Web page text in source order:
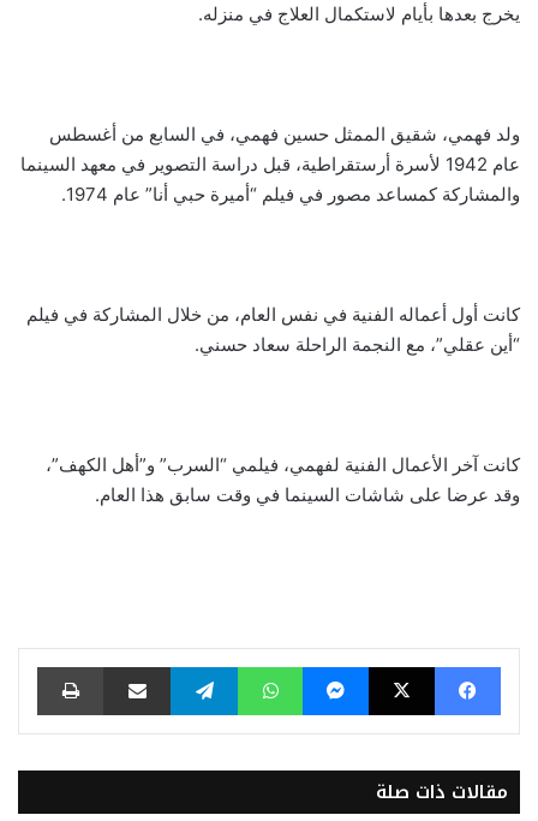
يخرج بعدها بأيام لاستكمال العلاج في منزله.
ولد فهمي، شقيق الممثل حسين فهمي، في السابع من أغسطس
عام 1942 لأسرة أرستقراطية، قبل دراسة التصوير في معهد السينما
والمشاركة كمساعد مصور في فيلم “أميرة حبي أنا” عام 1974.
كانت أول أعماله الفنية في نفس العام، من خلال المشاركة في فيلم
“أين عقلي”، مع النجمة الراحلة سعاد حسني.
كانت آخر الأعمال الفنية لفهمي، فيلمي “السرب” و”أهل الكهف”،
وقد عرضا على شاشات السينما في وقت سابق هذا العام.
فيسبوك ‫X ماسنجر واتساب تيلقرام مشاركة عبر البريد طباعة
مقالات ذات صلة